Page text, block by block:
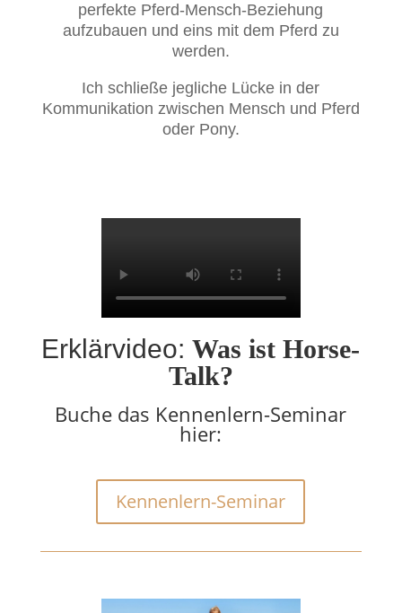
perfekte Pferd-Mensch-Beziehung
aufzubauen und eins mit dem Pferd zu
werden.
Ich schließe jegliche Lücke in der
Kommunikation zwischen Mensch und Pferd
oder Pony.
Erklärvideo:Was ist Horse-
Talk?
Buche das Kennenlern-Seminar
hier:
Kennenlern-Seminar